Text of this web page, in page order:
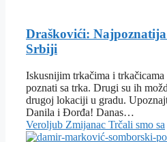
Draškovići:
Srbiji
Iskusnijim trkačima i
poznati sa trka. Drugi su ih
drugoj lokaciji u gradu.
Danila i Đorđa! Danas…
Veroljub Zmijanac Trčali smo sa